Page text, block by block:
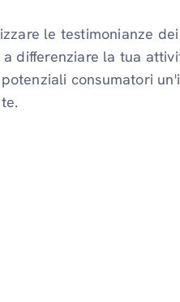
le testimonianze
differenziare la tua
consumatori